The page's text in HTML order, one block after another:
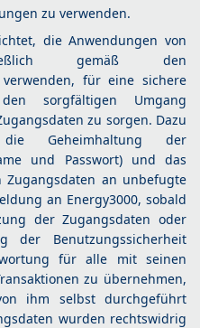
zu verwenden.
die Anwendungen von
gemäß den
für eine sichere
sorgfältigen Umgang
zu sorgen. Dazu
Geheimhaltung der
und Passwort) und das
Zugangsdaten an unbefugte
an Energy3000, sobald
der Zugangsdaten oder
der Benutzungssicherheit
für alle mit seinen
zu übernehmen,
ihm selbst durchgeführt
wurden rechtswidrig